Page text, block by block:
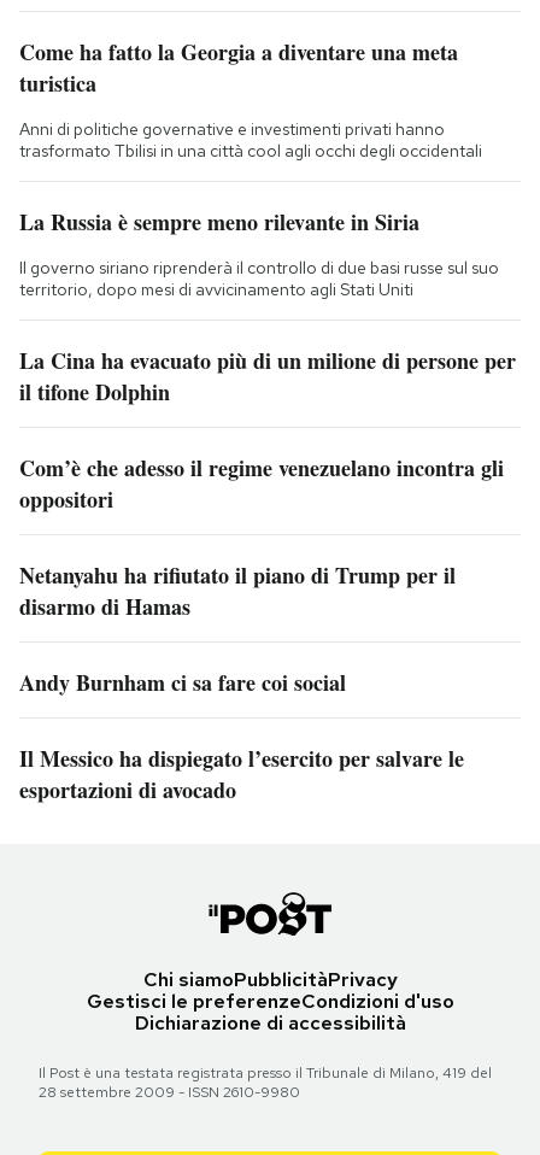
Come ha fatto la Georgia a diventare una meta
turistica
Anni di politiche governative e investimenti privati hanno
trasformato Tbilisi in una città cool agli occhi degli occidentali
La Russia è sempre meno rilevante in Siria
Il governo siriano riprenderà il controllo di due basi russe sul suo
territorio, dopo mesi di avvicinamento agli Stati Uniti
La Cina ha evacuato più di un milione di persone per
il tifone Dolphin
Com’è che adesso il regime venezuelano incontra gli
oppositori
Netanyahu ha rifiutato il piano di Trump per il
disarmo di Hamas
Andy Burnham ci sa fare coi social
Il Messico ha dispiegato l’esercito per salvare le
esportazioni di avocado
Chi siamoPubblicitàPrivacy
Gestisci le preferenzeCondizioni d'uso
Dichiarazione di accessibilità
Il Post è una testata registrata presso il Tribunale di Milano, 419 del
28 settembre 2009 - ISSN 2610-9980